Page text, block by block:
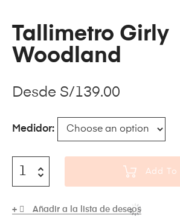
Tallimetro Girly
Woodland
Desde S/139.00
Medidor
Add To
Añadir a la lista de deseos